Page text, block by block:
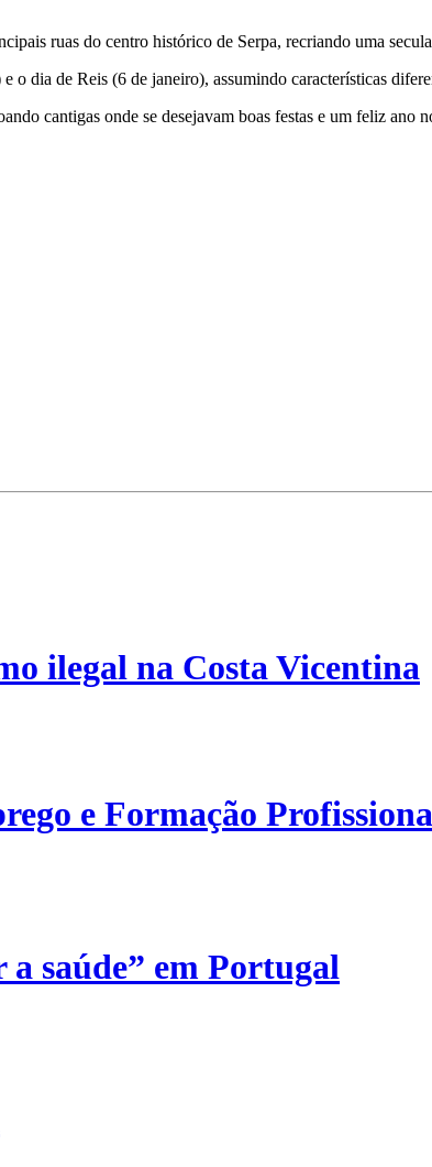
ruas do centro histórico de Serpa, recriando uma
o dia de Reis (6 de janeiro), assumindo características
cantigas onde se desejavam boas festas e um feliz ano
ilegal na Costa Vicentina
e Formação
saúde” em Portugal